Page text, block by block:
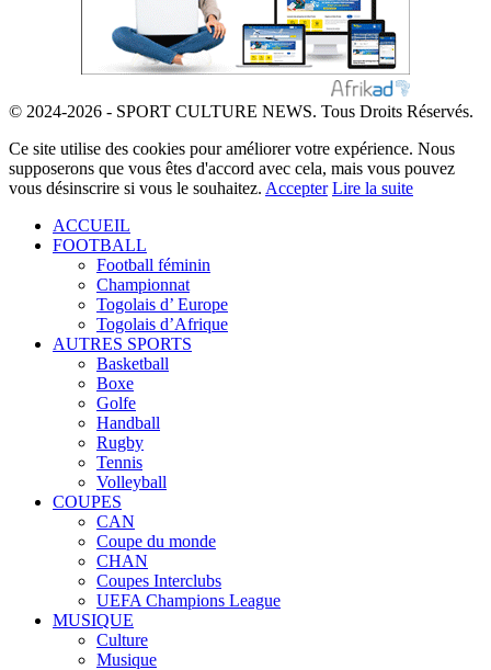
© 2024-2026 - SPORT CULTURE NEWS. Tous Droits Réservés.
Ce site utilise des cookies pour améliorer votre expérience. Nous
supposerons que vous êtes d'accord avec cela, mais vous pouvez
vous désinscrire si vous le souhaitez. Accepter Lire la suite
ACCUEIL
FOOTBALL
Football féminin
Championnat
Togolais d’ Europe
Togolais d’Afrique
AUTRES SPORTS
Basketball
Boxe
Golfe
Handball
Rugby
Tennis
Volleyball
COUPES
CAN
Coupe du monde
CHAN
Coupes Interclubs
UEFA Champions League
MUSIQUE
Culture
Musique